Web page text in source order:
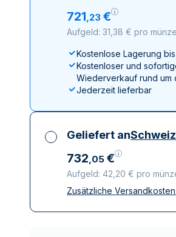
721,23 €
Aufgeld: 31,38 € pro münze
Kostenlose Lagerung
Kostenloser und
Wiederverkauf rund um
Jederzeit lieferbar
Geliefert anSchweiz
732,05 €
Aufgeld: 42,20 € pro
Alle Steuern inbegriffen
Zusätzliche Versandkosten: